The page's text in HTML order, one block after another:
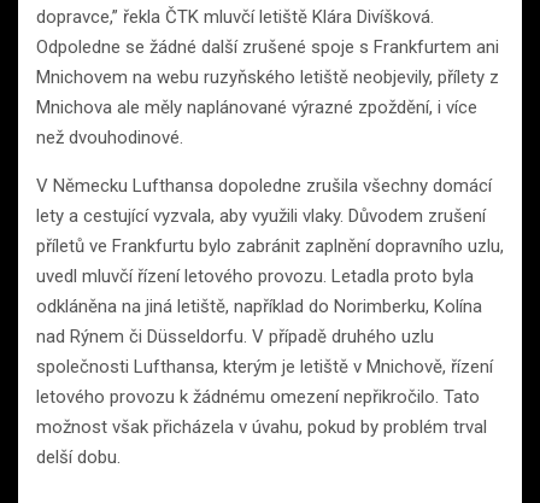
dopravce,” řekla ČTK mluvčí letiště Klára Divíšková.
Odpoledne se žádné další zrušené spoje s Frankfurtem ani
Mnichovem na webu ruzyňského letiště neobjevily, přílety z
Mnichova ale měly naplánované výrazné zpoždění, i více
než dvouhodinové.
V Německu Lufthansa dopoledne zrušila všechny domácí
lety a cestující vyzvala, aby využili vlaky. Důvodem zrušení
příletů ve Frankfurtu bylo zabránit zaplnění dopravního uzlu,
uvedl mluvčí řízení letového provozu. Letadla proto byla
odkláněna na jiná letiště, například do Norimberku, Kolína
nad Rýnem či Düsseldorfu. V případě druhého uzlu
společnosti Lufthansa, kterým je letiště v Mnichově, řízení
letového provozu k žádnému omezení nepřikročilo. Tato
možnost však přicházela v úvahu, pokud by problém trval
delší dobu.